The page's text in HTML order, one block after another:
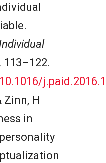
113–122.
Zinn, H
in